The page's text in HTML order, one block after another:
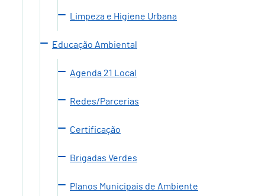
Limpeza e Higiene Urbana
Educação Ambiental
Agenda 21 Local
Redes/Parcerias
Certificação
Brigadas Verdes
Planos Municipais de Ambiente